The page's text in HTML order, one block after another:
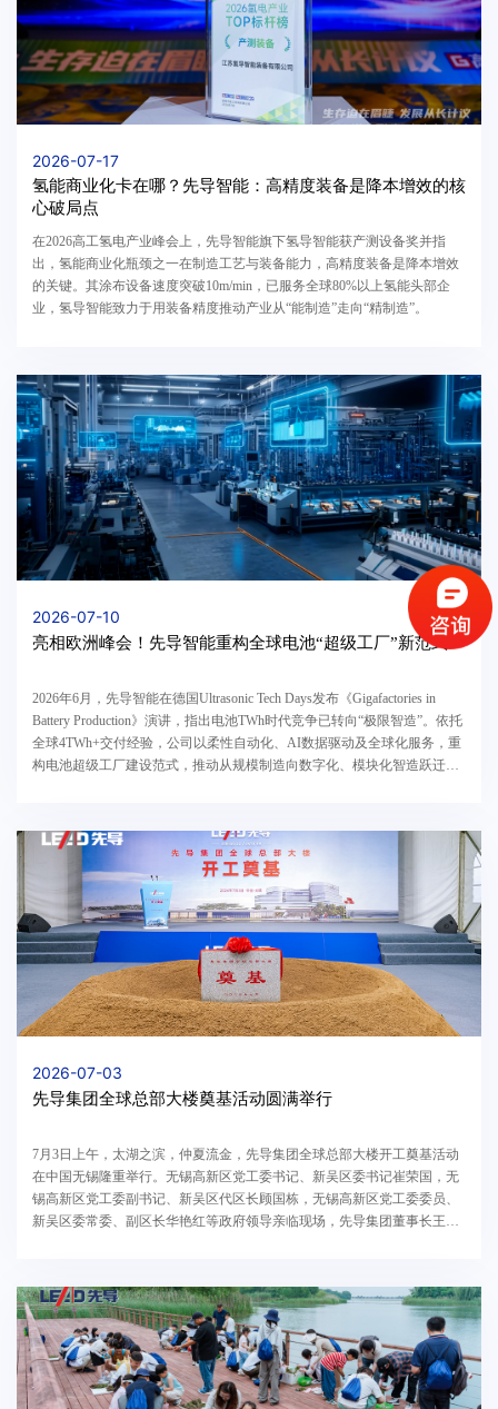
2026-07-17
氢能商业化卡在哪？先导智能：高精度装备是降本增效的核
心破局点
在2026高工氢电产业峰会上，先导智能旗下氢导智能获产测设备奖并指
出，氢能商业化瓶颈之一在制造工艺与装备能力，高精度装备是降本增效
的关键。其涂布设备速度突破10m/min，已服务全球80%以上氢能头部企
业，氢导智能致力于用装备精度推动产业从“能制造”走向“精制造”。
2026-07-10
亮相欧洲峰会！先导智能重构全球电池“超级工厂”新范式
2026年6月，先导智能在德国Ultrasonic Tech Days发布《Gigafactories in
Battery Production》演讲，指出电池TWh时代竞争已转向“极限智造”。依托
全球4TWh+交付经验，公司以柔性自动化、AI数据驱动及全球化服务，重
构电池超级工厂建设范式，推动从规模制造向数字化、模块化智造跃迁，
2026-07-03
先导集团全球总部大楼奠基活动圆满举行
7月3日上午，太湖之滨，仲夏流金，先导集团全球总部大楼开工奠基活动
在中国无锡隆重举行。无锡高新区党工委书记、新吴区委书记崔荣国，无
锡高新区党工委副书记、新吴区代区长顾国栋，无锡高新区党工委委员、
新吴区委常委、副区长华艳红等政府领导亲临现场，先导集团董事长王燕